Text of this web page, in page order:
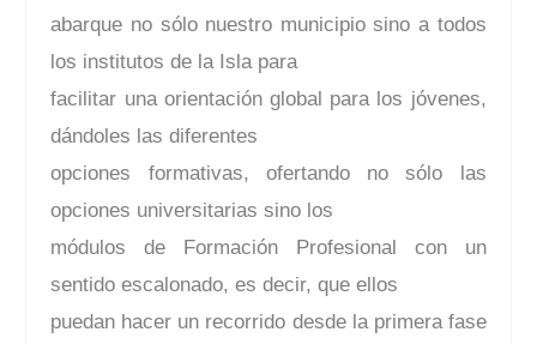
abarque no sólo nuestro municipio sino a todos
los institutos de la Isla para
facilitar una orientación global para los jóvenes,
dándoles las diferentes
opciones formativas, ofertando no sólo las
opciones universitarias sino los
módulos de Formación Profesional con un
sentido escalonado, es decir, que ellos
puedan hacer un recorrido desde la primera fase